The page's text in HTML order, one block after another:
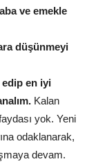
ve emekle
düşünmeyi
en iyi
Kalan
yok. Yeni
odaklanarak,
devam.